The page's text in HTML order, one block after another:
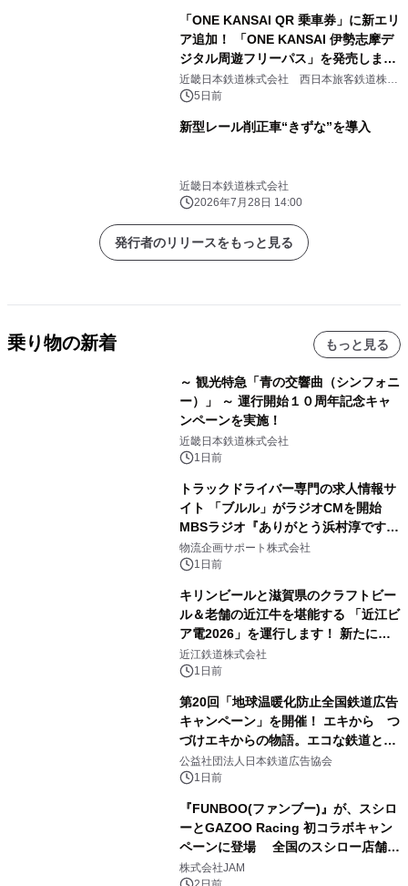
「ONE KANSAI QR 乗車券」に新エリ
ア追加！ 「ONE KANSAI 伊勢志摩デ
ジタル周遊フリーパス」を発売しま
す！
近畿日本鉄道株式会社 西日本旅客鉄道株式
会社 三重交通株式会社
5日前
新型レール削正車“きずな”を導入
近畿日本鉄道株式会社
2026年7月28日 14:00
発行者のリリースをもっと見る
乗り物の新着 もっと見る
～ 観光特急「青の交響曲（シンフォニ
ー）」 ～ 運行開始１０周年記念キャ
ンペーンを実施！
近畿日本鉄道株式会社
1日前
トラックドライバー専門の求人情報サ
イト 「ブルル」がラジオCMを開始
MBSラジオ『ありがとう浜村淳です』
にて8月1日(土)より
物流企画サポート株式会社
1日前
キリンビールと滋賀県のクラフトビー
ル＆老舗の近江牛を堪能する 「近江ビ
ア電2026」を運行します！ 新たに
「長濱浪漫ビール」が参加！キリン一
番搾り飲み放題が復活！
近江鉄道株式会社
1日前
第20回「地球温暖化防止全国鉄道広告
キャンペーン」を開催！ エキから つ
づけエキからの物語。エコな鉄道とと
もに。
公益社団法人日本鉄道広告協会
1日前
『FUNBOO(ファンブー)』が、スシロ
ーとGAZOO Racing 初コラボキャン
ペーンに登場 全国のスシロー店舗で
GR 4車種の FUNBOO(ミニカー)付き
株式会社JAM